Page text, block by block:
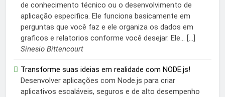
de conhecimento técnico ou o desenvolvimento de
aplicação especifica. Ele funciona basicamente em
perguntas que você faz e ele organiza os dados em
graficos e relatorios conforme você desejar. Ele... […]
Sinesio Bittencourt
Transforme suas ideias em realidade com NODE.js!
Desenvolver aplicações com Node.js para criar
aplicativos escaláveis, seguros e de alto desempenho